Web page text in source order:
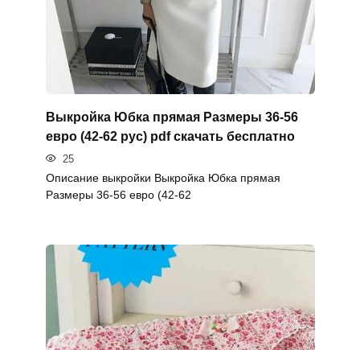
Выкройка Юбка прямая Размеры 36-56
евро (42-62 рус) pdf скачать бесплатно
25
Описание выкройки Выкройка Юбка прямая
Размеры 36-56 евро (42-62